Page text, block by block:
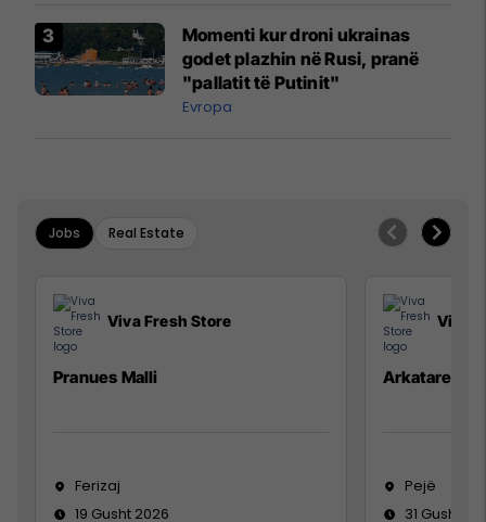
Momenti kur droni ukrainas
godet plazhin në Rusi, pranë
"pallatit të Putinit"
Evropa
Jobs Real Estate
Viva Fresh Store
Pranues Malli
Ferizaj
19 Gusht 2026
Viva
Arkatare
Pejë
31 Gusht